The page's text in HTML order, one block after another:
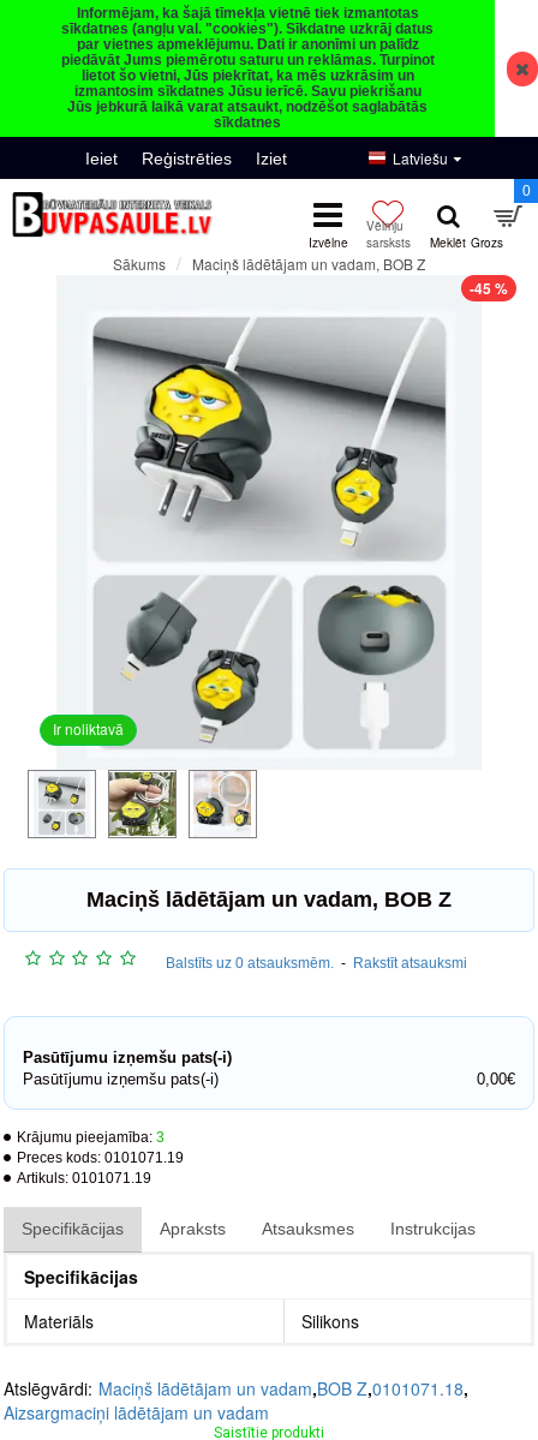
Informējam, ka šajā tīmekļa vietnē tiek izmantotas
sīkdatnes (angļu val. "cookies"). Sīkdatne uzkrāj datus
par vietnes apmeklējumu. Dati ir anonīmi un palīdz
piedāvāt Jums piemērotu saturu un reklāmas. Turpinot
lietot šo vietni, Jūs piekrītat, ka mēs uzkrāsim un
izmantosim sīkdatnes Jūsu ierīcē. Savu piekrišanu
Jūs jebkurā laikā varat atsaukt, nodzēšot saglabātās
sīkdatnes
Ieiet Reģistrēties Iziet Latviešu
0
Sākums Maciņš lādētājam un vadam, BOB Z
Ir noliktavā
-45 %
Maciņš lādētājam un vadam, BOB Z
Krājumu pieejamība: 3
Preces kods: 0101071.19
Artikuls: 0101071.19
Balstīts uz 0 atsauksmēm. - Rakstīt atsauksmi
Pasūtījumu izņemšu pats(-i)
Pasūtījumu izņemšu pats(-i)
0,00€
Specifikācijas Apraksts Atsauksmes Instrukcijas
Specifikācijas
Materiāls
Silikons
Atslēgvārdi: Maciņš lādētājam un vadam,BOB Z,0101071.18,
Aizsargmaciņi lādētājam un vadam
Saistītie produkti